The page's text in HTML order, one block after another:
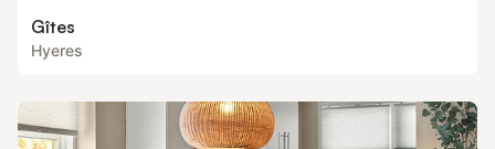
Gîtes
Hyeres